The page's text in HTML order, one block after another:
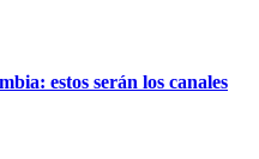
estos serán los canales